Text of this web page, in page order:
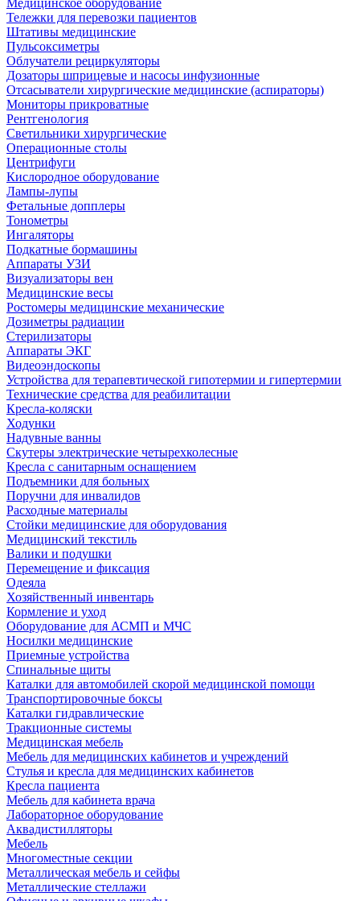
Медицинское оборудование
Тележки для перевозки пациентов
Штативы медицинские
Пульсоксиметры
Облучатели рециркуляторы
Дозаторы шприцевые и насосы инфузионные
Отсасыватели хирургические медицинские (аспираторы)
Мониторы прикроватные
Рентгенология
Светильники хирургические
Операционные столы
Центрифуги
Кислородное оборудование
Лампы-лупы
Фетальные допплеры
Тонометры
Ингаляторы
Подкатные бормашины
Аппараты УЗИ
Визуализаторы вен
Медицинские весы
Ростомеры медицинские механические
Дозиметры радиации
Стерилизаторы
Аппараты ЭКГ
Видеоэндоскопы
Устройства для терапевтической гипотермии и гипертермии
Технические средства для реабилитации
Кресла-коляски
Ходунки
Надувные ванны
Скутеры электрические четырехколесные
Кресла с санитарным оснащением
Подъемники для больных
Поручни для инвалидов
Расходные материалы
Стойки медицинские для оборудования
Медицинский текстиль
Валики и подушки
Перемещение и фиксация
Одеяла
Хозяйственный инвентарь
Кормление и уход
Оборудование для АСМП и МЧС
Носилки медицинские
Приемные устройства
Спинальные щиты
Каталки для автомобилей скорой медицинской помощи
Транспортировочные боксы
Каталки гидравлические
Тракционные системы
Медицинская мебель
Мебель для медицинских кабинетов и учреждений
Стулья и кресла для медицинских кабинетов
Кресла пациента
Мебель для кабинета врача
Лабораторное оборудование
Аквадистилляторы
Мебель
Многоместные секции
Металлическая мебель и сейфы
Металлические стеллажи